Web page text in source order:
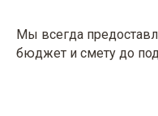
Мы всегда
бюджет и смету до